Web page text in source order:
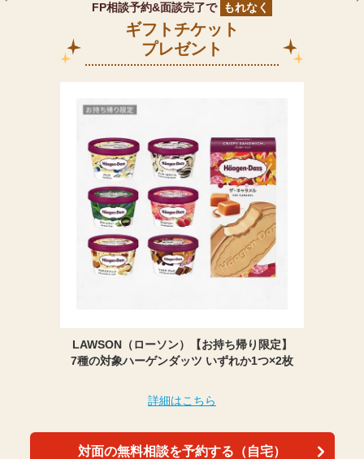
FP相談予約&面談完了で もれなく
ギフトチケット
プレゼント
LAWSON（ローソン）【お持ち帰り限定】
7種の対象ハーゲンダッツ いずれか1つ×2枚
詳細はこちら
対面の無料相談を予約する（自宅）